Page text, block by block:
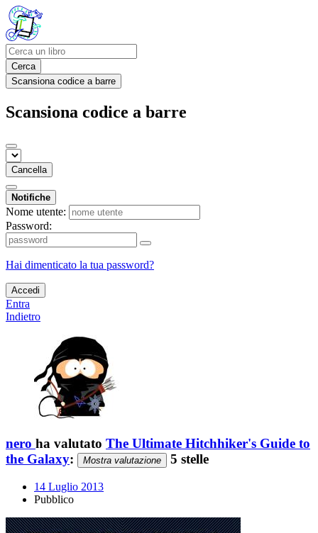
Cerca
Scansiona codice a barre
Scansiona codice a barre
Cancella
Notifiche
Nome utente:
Password:
Hai dimenticato la tua password?
Accedi
Entra
Indietro
nero ha valutato The Ultimate Hitchhiker's Guide to
the Galaxy: Mostra valutazione 5 stelle
14 Luglio 2013
Pubblico